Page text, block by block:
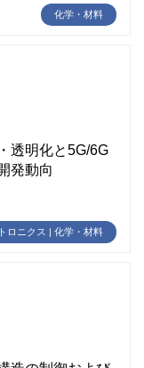
化学・材料
透明化と5G/6G
発動向
ロニクス | 化学・材料